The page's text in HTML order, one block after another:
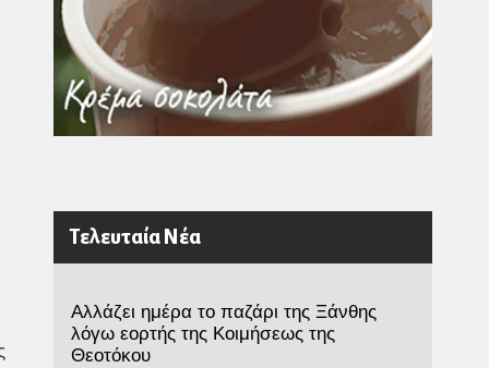
Τελευταία Νέα
Αλλάζει ημέρα το παζάρι της Ξάνθης
λόγω εορτής της Κοιμήσεως της
Θεοτόκου